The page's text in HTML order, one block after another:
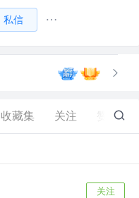
私信
收藏集 关注 84
关注